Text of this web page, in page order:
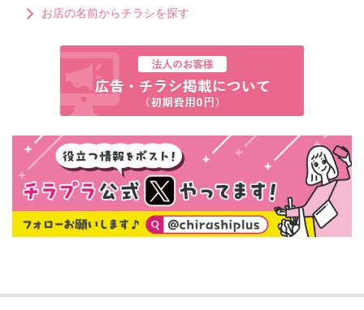
お店の名前からチラシを探す